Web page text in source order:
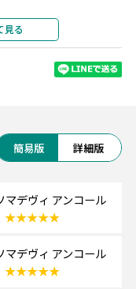
しい遺跡群がある街
トは1992年に世界遺産
院は夕日が綺麗に見え
です。
コール ブティック＆
たモダンな外観が印
見る
簡易版 詳細版
マデヴィ アンコール
★★★★★
マデヴィ アンコール
★★★★★